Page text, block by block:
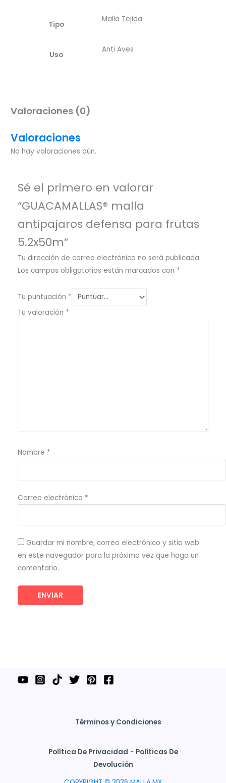
Tipo
Malla Tejida
Uso
Anti Aves
Valoraciones (0)
Valoraciones
No hay valoraciones aún.
Sé el primero en valorar
“GUACAMALLAS® malla
antipajaros defensa para frutas
5.2x50m”
Tu dirección de correo electrónico no será publicada.
Los campos obligatorios están marcados con *
Tu puntuación *
Tu valoración *
Nombre *
Correo electrónico *
Guardar mi nombre, correo electrónico y sitio web
en este navegador para la próxima vez que haga un
comentario.
Términos y Condiciones
Política De Privacidad - Políticas De
Devolución